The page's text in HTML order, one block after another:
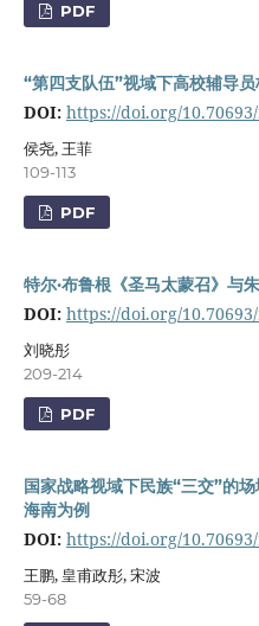
PDF
“第四支队伍”视域下高校辅导
DOI: https://doi.org/
侯尧, 王菲
109-113
PDF
特尔·布鲁根《圣马太蒙召》与
DOI: https://doi.org/
刘晓彤
209-214
PDF
国家战略视域下民族“三交”的
海南为例
DOI: https://doi.org/
王鹏, 皇甫政彤, 宋波
59-68